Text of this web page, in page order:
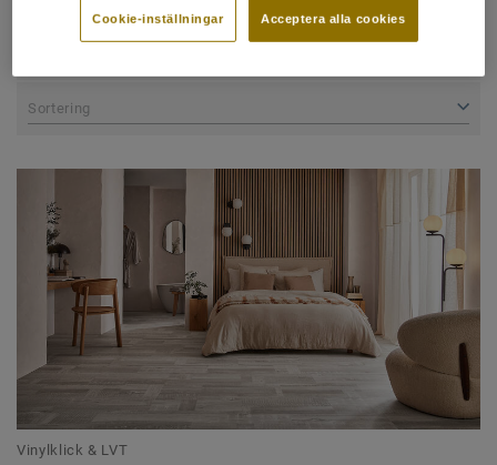
Sortering
Vinylklick & LVT
Acceptera alla cookies
Cookie-inställningar